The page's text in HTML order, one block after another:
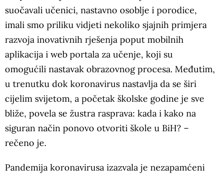
suočavali učenici, nastavno osoblje i porodice,
imali smo priliku vidjeti nekoliko sjajnih primjera
razvoja inovativnih rješenja poput mobilnih
aplikacija i web portala za učenje, koji su
omogućili nastavak obrazovnog procesa. Međutim,
u trenutku dok koronavirus nastavlja da se širi
cijelim svijetom, a početak školske godine je sve
bliže, povela se žustra rasprava: kada i kako na
siguran način ponovo otvoriti škole u ​​BiH? –
rečeno je.
Pandemija koronavirusa izazvala je nezapamćeni